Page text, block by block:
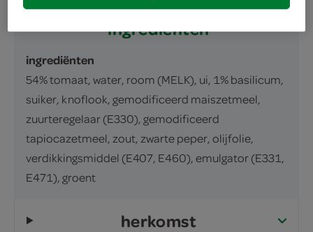
ingrediënten
ingrediënten
54% tomaat, water, room (MELK), ui, 1% basilicum,
suiker, knoflook, gemodificeerd maiszetmeel,
zuurteregelaar (E330), gemodificeerd
tapiocazetmeel, zout, zwarte peper, olijfolie,
verdikkingsmiddel (E407, E460), emulgator (E331,
E471), groent
herkomst